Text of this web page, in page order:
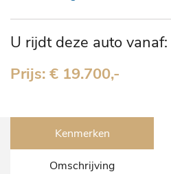
U rijdt deze auto
Prijs: € 19.700,-
Kenmerken
Omschrijving